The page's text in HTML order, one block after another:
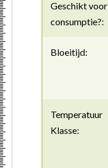
Geschikt voor
consumptie?:
Bloeitijd:
Temperatuur
Klasse: